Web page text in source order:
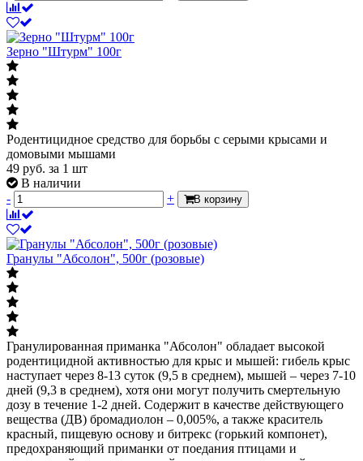
Зерно "Штурм" 100г
Родентицидное средство для борьбы с серыми крысами и
домовыми мышами
49 руб. за 1 шт
В наличии
-
+ В корзину
Гранулы "Абсолон", 500г (розовые)
Гранулированная приманка "Абсолон" обладает высокой
родентицидной активностью для крыс и мышей: гибель крыс
наступает через 8-13 суток (9,5 в среднем), мышей – через 7-10
дней (9,3 в среднем), хотя они могут получить смертельную
дозу в течение 1-2 дней. Содержит в качестве действующего
вещества (ДВ) бромадиолон – 0,005%, а также краситель
красный, пищевую основу и битрекс (горький компонет),
предохраняющий приманки от поедания птицами и